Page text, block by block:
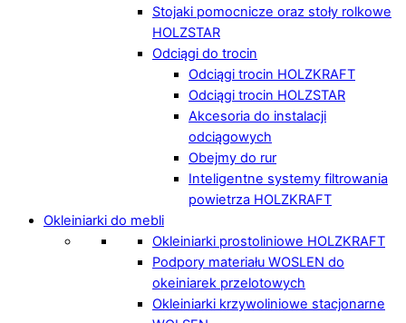
Stojaki pomocnicze oraz stoły rolkowe
HOLZSTAR
Odciągi do trocin
Odciągi trocin HOLZKRAFT
Odciągi trocin HOLZSTAR
Akcesoria do instalacji
odciągowych
Obejmy do rur
Inteligentne systemy filtrowania
powietrza HOLZKRAFT
Okleiniarki do mebli
Okleiniarki prostoliniowe HOLZKRAFT
Podpory materiału WOSLEN do
okeiniarek przelotowych
Okleiniarki krzywoliniowe stacjonarne